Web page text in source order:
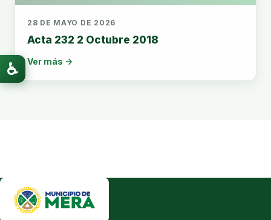
28 DE MAYO DE 2026
Acta 232 2 Octubre 2018
Ver más →
♿